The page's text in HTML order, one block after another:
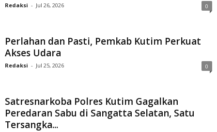
Redaksi - Jul 26, 2026 0
Perlahan dan Pasti, Pemkab Kutim Perkuat
Akses Udara
Redaksi - Jul 25, 2026 0
Satresnarkoba Polres Kutim Gagalkan
Peredaran Sabu di Sangatta Selatan, Satu
Tersangka...